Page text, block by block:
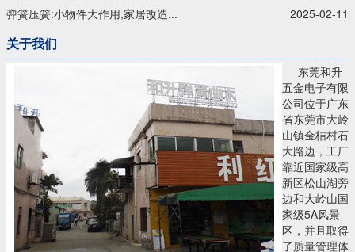
弹簧压簧:小物件大作用,家居改造...
2025-02-11
关于我们
东莞和升
五金电子有限
公司位于广东
省东莞市大岭
山镇金桔村石
大路边，工厂
靠近国家级高
新区松山湖旁
边和大岭山国
家级5A风景
区，并且取得
了质量管理体